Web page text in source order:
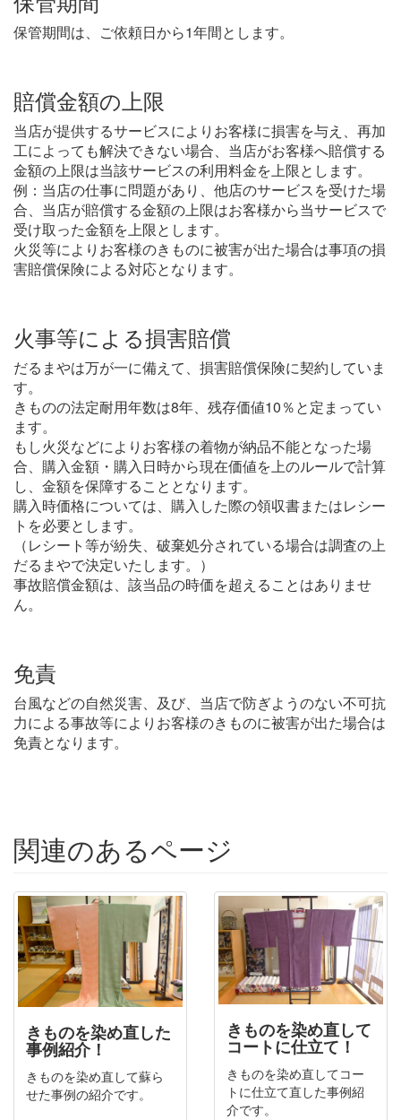
保管期間は、ご依頼日から1年間とします。
賠償金額の上限
当店が提供するサービスによりお客様に損害を与え、再加
工によっても解決できない場合、当店がお客様へ賠償する
金額の上限は当該サービスの利用料金を上限とします。
例：当店の仕事に問題があり、他店のサービスを受けた場
合、当店が賠償する金額の上限はお客様から当サービスで
受け取った金額を上限とします。
火災等によりお客様のきものに被害が出た場合は事項の損
害賠償保険による対応となります。
火事等による損害賠償
だるまやは万が一に備えて、損害賠償保険に契約していま
す。
きものの法定耐用年数は8年、残存価値10％と定まってい
ます。
もし火災などによりお客様の着物が納品不能となった場
合、購入金額・購入日時から現在価値を上のルールで計算
し、金額を保障することとなります。
購入時価格については、購入した際の領収書またはレシー
トを必要とします。
（レシート等が紛失、破棄処分されている場合は調査の上
だるまやで決定いたします。）
事故賠償金額は、該当品の時価を超えることはありませ
ん。
免責
台風などの自然災害、及び、当店で防ぎようのない不可抗
力による事故等によりお客様のきものに被害が出た場合は
免責となります。
関連のあるページ
きものを染め直した
事例紹介！
きものを染め直して蘇ら
せた事例の紹介です。
きものを染め直して
コートに仕立て！
きものを染め直してコー
トに仕立て直した事例紹
介です。